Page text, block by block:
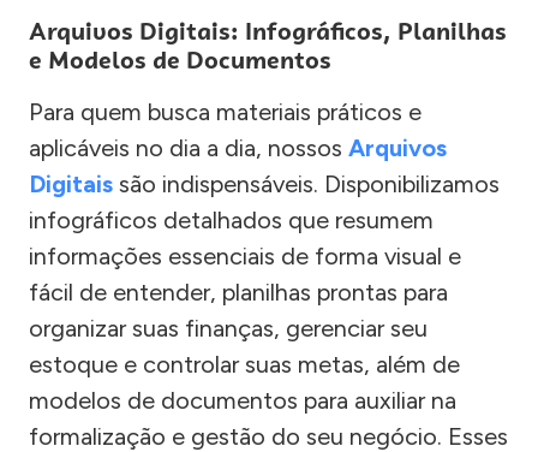
Arquivos Digitais: Infográficos, Planilhas
e Modelos de Documentos
Para quem busca materiais práticos e
aplicáveis no dia a dia, nossos Arquivos
Digitais são indispensáveis. Disponibilizamos
infográficos detalhados que resumem
informações essenciais de forma visual e
fácil de entender, planilhas prontas para
organizar suas finanças, gerenciar seu
estoque e controlar suas metas, além de
modelos de documentos para auxiliar na
formalização e gestão do seu negócio. Esses